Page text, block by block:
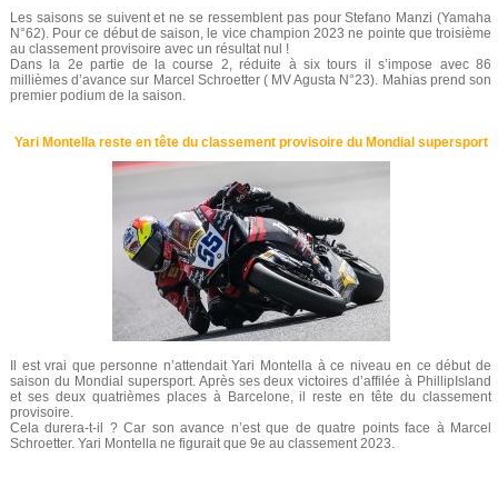
Les saisons se suivent et ne se ressemblent pas pour Stefano Manzi (Yamaha
N°62). Pour ce début de saison, le vice champion 2023 ne pointe que troisième
au classement provisoire avec un résultat nul !
Dans la 2e partie de la course 2, réduite à six tours il s’impose avec 86
millièmes d’avance sur Marcel Schroetter ( MV Agusta N°23). Mahias prend son
premier podium de la saison.
Yari Montella reste en tête du classement provisoire du Mondial supersport
Il est vrai que personne n’attendait Yari Montella à ce niveau en ce début de
saison du Mondial supersport. Après ses deux victoires d’affilée à PhillipIsland
et ses deux quatrièmes places à Barcelone, il reste en tête du classement
provisoire.
Cela durera-t-il ? Car son avance n’est que de quatre points face à Marcel
Schroetter. Yari Montella ne figurait que 9e au classement 2023.